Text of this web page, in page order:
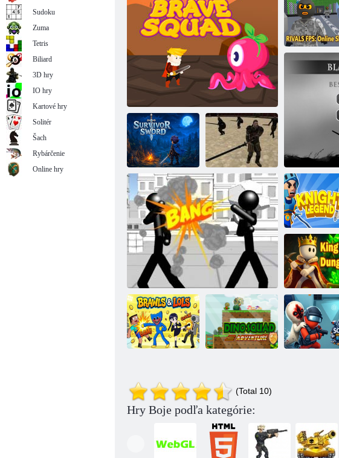
Háj portálov Šéf Hunter
Statočný tím
Rivals:
Survivor's
Sword
Spartak Arena
Stickman Fighting 3d
Rytierska
legenda
Kráľovský
Brawlers vs
Cuties
Dino Squad
Adventure
(Total 10)
Hry Boje podľa kategórie:
Sudoku
Zuma
Tetris
Biliard
3D hry
IO hry
Kartové hry
Solitér
Šach
Rybárčenie
Online hry